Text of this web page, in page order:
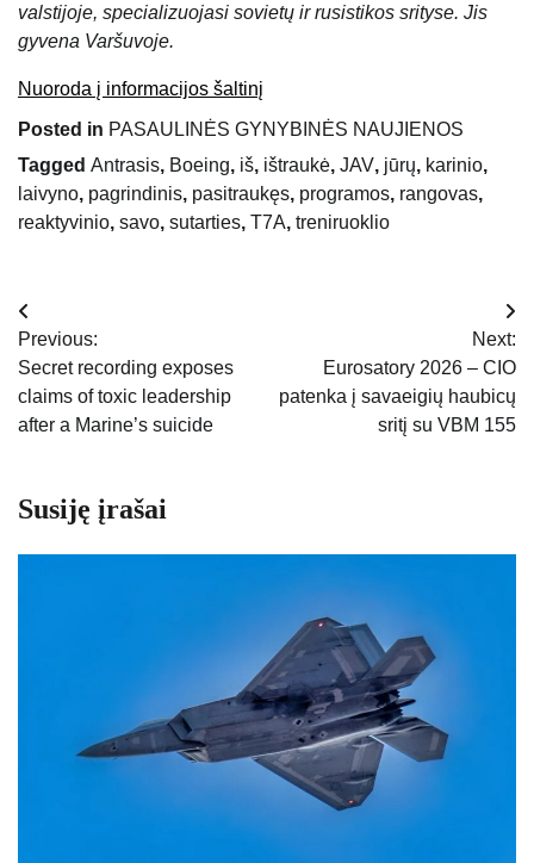
valstijoje, specializuojasi sovietų ir rusistikos srityse. Jis
gyvena Varšuvoje.
Nuoroda į informacijos šaltinį
Posted in PASAULINĖS GYNYBINĖS NAUJIENOS
Tagged Antrasis, Boeing, iš, ištraukė, JAV, jūrų, karinio,
laivyno, pagrindinis, pasitraukęs, programos, rangovas,
reaktyvinio, savo, sutarties, T7A, treniruoklio
Navigacija
tarp
įrašų
Previous:
Secret recording exposes
claims of toxic leadership
after a Marine’s suicide
Next:
Eurosatory 2026 – CIO
patenka į savaeigių haubicų
sritį su VBM 155
Susiję įrašai